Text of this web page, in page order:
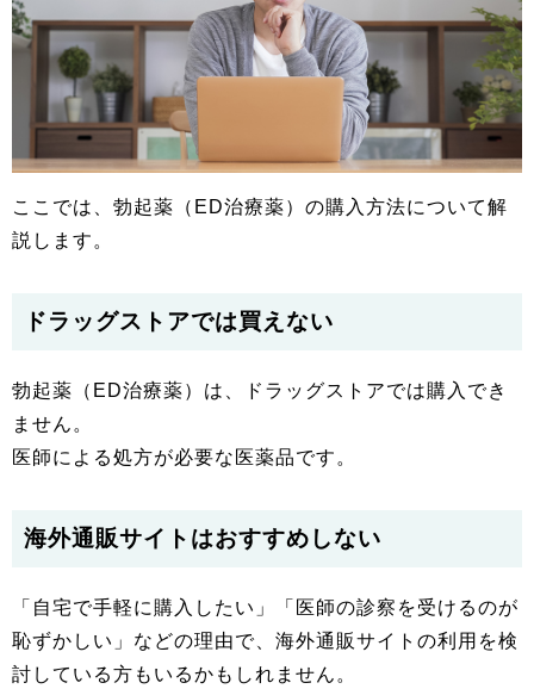
ここでは、勃起薬（ED治療薬）の購入方法について解
説します。
ドラッグストアでは買えない
勃起薬（ED治療薬）は、ドラッグストアでは購入でき
ません。
医師による処方が必要な医薬品です。
海外通販サイトはおすすめしない
「自宅で手軽に購入したい」「医師の診察を受けるのが
恥ずかしい」などの理由で、海外通販サイトの利用を検
討している方もいるかもしれません。